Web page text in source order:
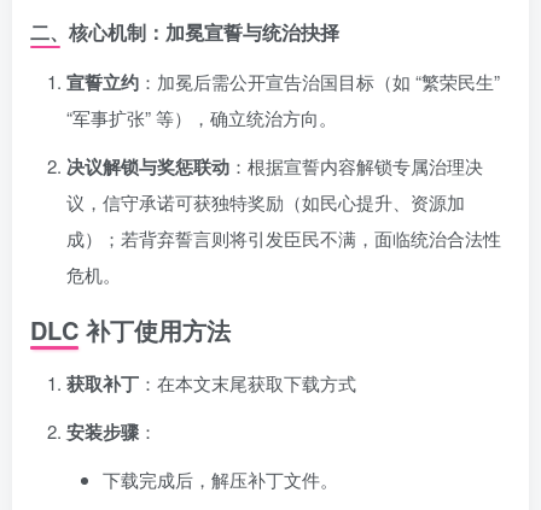
源杂烩
热度
网络游戏
1671热度
关注 关注
二、核心机制：加冕宣誓与统治抉择
宣誓立约 ：加冕后需公开宣告治国目标（如 “繁荣民生”
“军事扩张” 等），确立统治方向。
决议解锁与奖惩联动 ：根据宣誓内容解锁专属治理决
议，信守承诺可获独特奖励（如民心提升、资源加
成）；若背弃誓言则将引发臣民不满，面临统治合法性
危机。
DLC 补丁使用方法
获取补丁 ：在本文末尾获取下载方式
安装步骤 ：
下载完成后，解压补丁文件。